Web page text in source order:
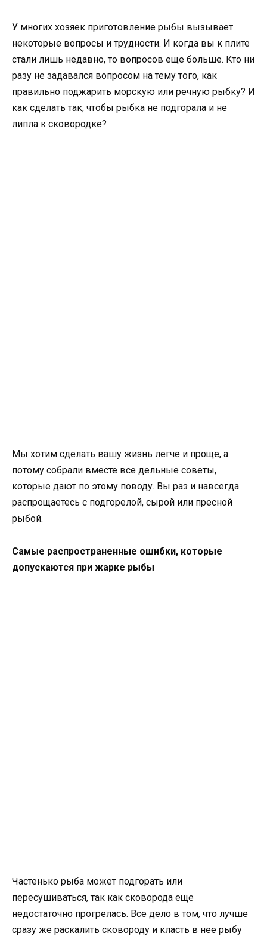
У многих хозяек приготовление рыбы вызывает
некоторые вопросы и трудности. И когда вы к плите
стали лишь недавно, то вопросов еще больше. Кто ни
разу не задавался вопросом на тему того, как
правильно поджарить морскую или речную рыбку? И
как сделать так, чтобы рыбка не подгорала и не
липла к сковородке?
Мы хотим сделать вашу жизнь легче и проще, а
потому собрали вместе все дельные советы,
которые дают по этому поводу. Вы раз и навсегда
распрощаетесь с подгорелой, сырой или пресной
рыбой.
Самые распространенные ошибки, которые
допускаются при жарке рыбы
Частенько рыба может подгорать или
пересушиваться, так как сковорода еще
недостаточно прогрелась. Все дело в том, что лучше
сразу же раскалить сковороду и класть в нее рыбу